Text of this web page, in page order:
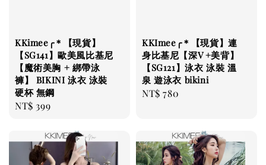
KKimee╭＊【現貨】
【SG141】歐美風比基尼
【魔術美胸 + 綁帶泳
褲】 BIKINI 泳衣 泳裝
硬杯 無鋼
Regular
NT$ 399
KKImee╭＊【現貨】連
身比基尼【深V +美背】
【SG121】泳衣 泳裝 溫
泉 遊泳衣 bikini
Regular
NT$ 780